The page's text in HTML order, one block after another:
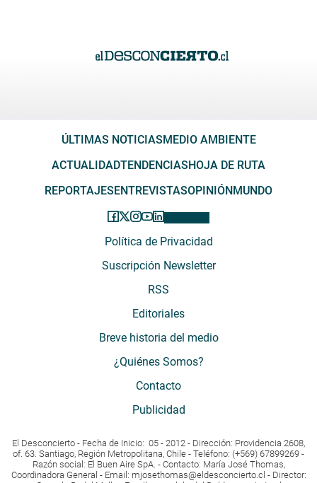
ÚLTIMAS NOTICIASMEDIO AMBIENTE
ACTUALIDADTENDENCIASHOJA DE RUTA
REPORTAJESENTREVISTASOPINIÓNMUNDO
Política de Privacidad
Suscripción Newsletter
RSS
Editoriales
Breve historia del medio
¿Quiénes Somos?
Contacto
Publicidad
El Desconcierto - Fecha de Inicio: 05 - 2012 - Dirección: Providencia 2608,
of. 63. Santiago, Región Metropolitana, Chile - Teléfono: (+569) 67899269 -
Razón social: El Buen Aire SpA. - Contacto: María José Thomas,
Coordinadora General - Email: mjosethomas@eldesconcierto.cl - Director: